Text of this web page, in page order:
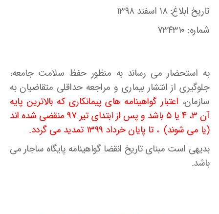
تاریخ ابلاغ: ۱۸ اسفند ۱۳۹۸
شماره: ۷۳۴۳۱۰
به استحضار می رساند به منظور حفظ سلامت جامعه،
جلوگیری از انتشار بیماری و مراجعه حداقلی متقاضیان به
سازمان، اعتبار گواهینامه های پیمانکاری که بالاترین پایه
آن ۳، ۴ یا ۵ باشد و پس از ابتدای تیر ۹۷ منقضی شده اند
(یا می شوند) ، تا پایان خرداد ۱۳۹۹ تمدید می گردد.
بدیهی است مبنای تاریخ انقضا گواهینامه پایگاه ساجار می
باشد.